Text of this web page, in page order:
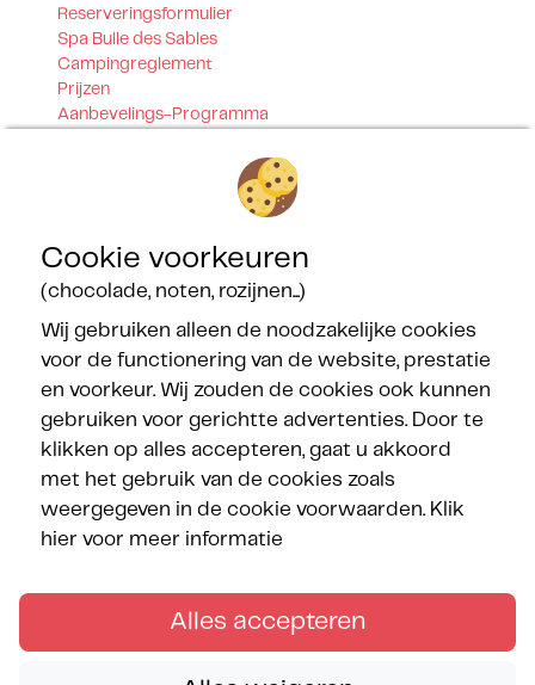
Reserveringsformulier
Spa Bulle des Sables
Campingreglement
Prijzen
Aanbevelings-Programma
Onze certificeringen
Onze partners
Cookie voorkeuren
(chocolade, noten, rozijnen...)
Wij gebruiken alleen de noodzakelijke cookies
voor de functionering van de website, prestatie
en voorkeur. Wij zouden de cookies ook kunnen
gebruiken voor gerichtte advertenties. Door te
klikken op alles accepteren, gaat u akkoord
met het gebruik van de cookies zoals
weergegeven in de cookie voorwaarden. Klik
hier voor meer informatie
Alles accepteren